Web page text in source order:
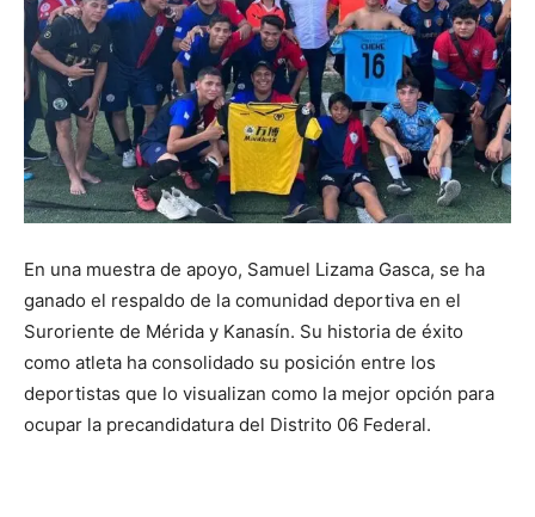
En una muestra de apoyo, Samuel Lizama Gasca, se ha
ganado el respaldo de la comunidad deportiva en el
Suroriente de Mérida y Kanasín. Su historia de éxito
como atleta ha consolidado su posición entre los
deportistas que lo visualizan como la mejor opción para
ocupar la precandidatura del Distrito 06 Federal.